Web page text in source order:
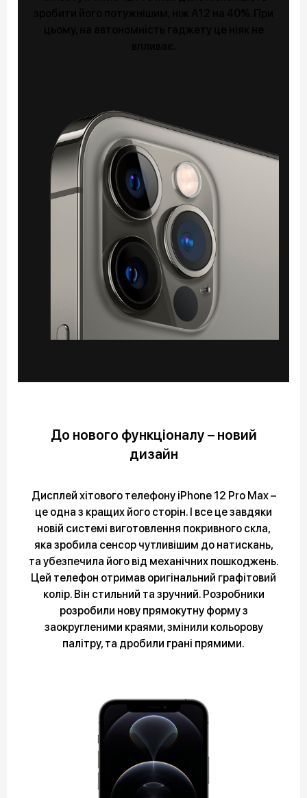
До нового функціоналу – новий
дизайн
Дисплей хітового телефону iPhone 12 Pro Max –
це одна з кращих його сторін. І все це завдяки
новій системі виготовлення покривного скла,
яка зробила сенсор чутливішим до натискань,
та убезпечила його від механічних пошкоджень.
Цей телефон отримав оригінальний графітовий
колір. Він стильний та зручний. Розробники
розробили нову прямокутну форму з
заокругленими краями, змінили кольорову
палітру, та дробили грані прямими.